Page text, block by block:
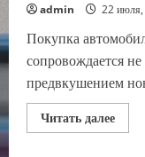
admin 22
Покупка
сопровождается
предвкушением
Читать далее